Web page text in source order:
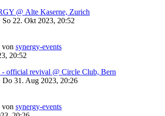
@ Alte Kaserne, Zurich
So 22. Okt 2023, 20:52
von synergy-events
20:52
- official revival @ Circle Club, Bern
Do 31. Aug 2023, 20:26
von synergy-events